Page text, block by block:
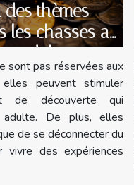
thèmes
les chasses au
adultes
sont pas réservées aux
peuvent stimuler
de découverte qui
De plus, elles
de se déconnecter du
vivre des expériences